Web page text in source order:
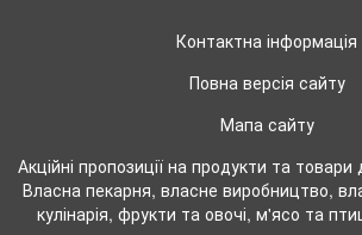
Контактна інформація
Повна версія сайту
Мапа сайту
Акційні пропозиції на продукти та
Власна пекарня, власне виробництво,
кулінарія, фрукти та овочі, м'ясо та